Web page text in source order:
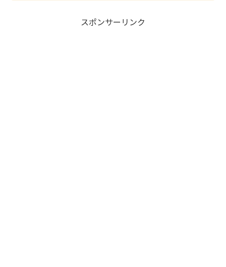
スポンサーリンク